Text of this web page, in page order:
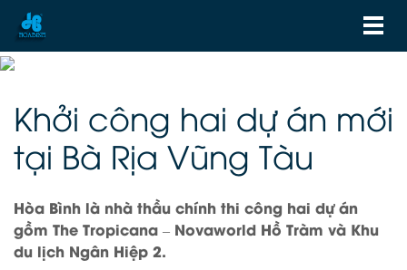
Khởi công hai dự án mới
tại Bà Rịa Vũng Tàu
Hòa Bình là nhà thầu chính thi công hai dự án
gồm The Tropicana – Novaworld Hồ Tràm và Khu
du lịch Ngân Hiệp 2.